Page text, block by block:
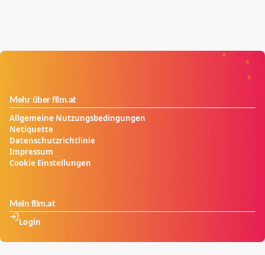
Mehr über film.at
Allgemeine Nutzungsbedingungen
Netiquette
Datenschutzrichtlinie
Impressum
Cookie Einstellungen
Mein film.at
Login